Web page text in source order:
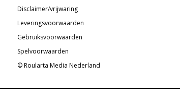
Disclaimer/vrijwaring
Leveringsvoorwaarden
Gebruiksvoorwaarden
Spelvoorwaarden
© Roularta Media Nederland